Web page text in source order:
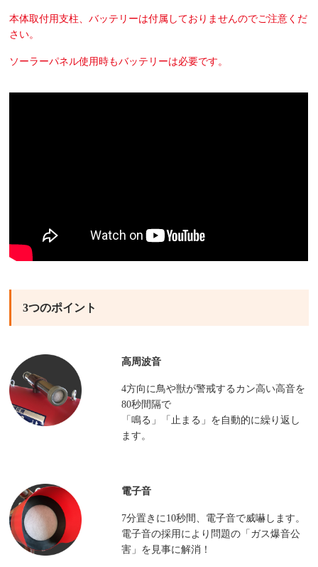
本体取付用支柱、バッテリーは付属しておりませんのでご注意くだ
さい。
ソーラーパネル使用時もバッテリーは必要です。
3つのポイント
高周波音
4方向に鳥や獣が警戒するカン高い高音を
80秒間隔で
「鳴る」「止まる」を自動的に繰り返し
ます。
電子音
7分置きに10秒間、電子音で威嚇します。
電子音の採用により問題の「ガス爆音公
害」を見事に解消！